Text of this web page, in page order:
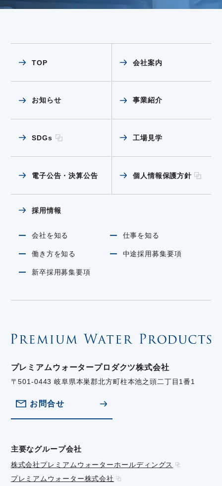
TOP 会社案内
お知らせ 事業紹介
SDGs 工場見学
電子公告・決算公告 個人情報保護方針
採用情報
会社を知る 仕事を知る
働き方を知る 中途採用募集要項
新卒採用募集要項
プレミアムウォータープロダクツ株式会社
〒501-0443 岐阜県本巣郡北方町柱本池之頭二丁目1番1
お問合せ
主要なグループ会社
株式会社プレミアムウォーターホールディングス
プレミアムウォーター株式会社